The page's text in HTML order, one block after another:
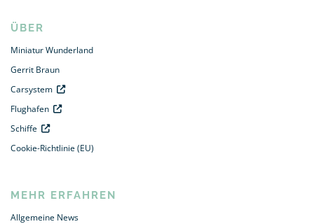
ÜBER
Miniatur Wunderland
Gerrit Braun
Carsystem
Flughafen
Schiffe
Cookie-Richtlinie (EU)
MEHR ERFAHREN
Allgemeine News